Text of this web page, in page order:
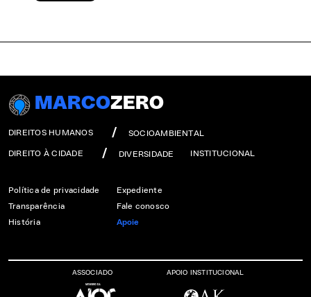
MARCOZERO
DIREITOS HUMANOS SOCIOAMBIENTAL
DIREITO À CIDADE DIVERSIDADE INSTITUCIONAL
Política de privacidade
Transparência
História
Expediente
Fale conosco
Apoie
ASSOCIADO APOIO INSTITUCIONAL